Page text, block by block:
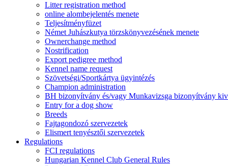
Litter registration method
online alombejelentés menete
Teljesítményfüzet
Német Juhászkutya törzskönyvezésének menete
Ownerchange method
Nostrification
Export pedigree method
Kennel name request
Szövetségi/Sportkártya ügyintézés
Champion administration
BH bizonyítvány és/vagy Munkavizsga bizonyítvány
Entry for a dog show
Breeds
Fajtagondozó szervezetek
Elismert tenyésztői szervezetek
Regulations
FCI regulations
Hungarian Kennel Club General Rules